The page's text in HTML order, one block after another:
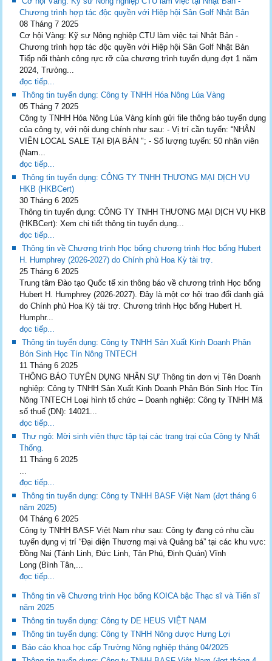
Chương trình hợp tác độc quyền với Hiệp hội Sân Golf Nhật Bản
08 Tháng 7 2025
Cơ hội Vàng: Kỹ sư Nông nghiệp CTU làm việc tại Nhật Bản -
Chương trình hợp tác độc quyền với Hiệp hội Sân Golf Nhật Bản
Tiếp nối thành công rực rỡ của chương trình tuyển dụng đợt 1 năm
2024, Trưòng...
đọc tiếp...
Thông tin tuyển dụng: Công ty TNHH Hóa Nông Lúa Vàng
05 Tháng 7 2025
Công ty TNHH Hóa Nông Lúa Vàng kính gửi file thông báo tuyển dụng
của công ty, với nội dung chính như sau: - Vị trí cần tuyển: “NHÂN
VIÊN LOCAL SALE TẠI ĐỊA BÀN "; - Số lượng tuyển: 50 nhân viên
(Nam...
đọc tiếp...
Thông tin tuyển dụng: CÔNG TY TNHH THƯƠNG MẠI DỊCH VỤ
HKB (HKBCert)
30 Tháng 6 2025
Thông tin tuyển dụng: CÔNG TY TNHH THƯƠNG MẠI DỊCH VỤ HKB
(HKBCert): Xem chi tiết thông tin tuyển dụng...
đọc tiếp...
Thông tin về Chương trình Học bổng chương trình Học bổng Hubert
H. Humphrey (2026-2027) do Chính phủ Hoa Kỳ tài trợ.
25 Tháng 6 2025
Trung tâm Đào tạo Quốc tế xin thông báo về chương trình Học bổng
Hubert H. Humphrey (2026-2027). Đây là một cơ hội trao đổi danh giá
do Chính phủ Hoa Kỳ tài trợ. Chương trình Học bổng Hubert H.
Humphr...
đọc tiếp...
Thông tin tuyển dụng: Công ty TNHH Sản Xuất Kinh Doanh Phân
Bón Sinh Học Tín Nông TNTECH
11 Tháng 6 2025
THÔNG BÁO TUYỂN DỤNG NHÂN SỰ Thông tin đơn vị Tên Doanh
nghiệp: Công ty TNHH Sản Xuất Kinh Doanh Phân Bón Sinh Học Tín
Nông TNTECH Loại hình tổ chức – Doanh nghiệp: Công ty TNHH Mã
số thuế (DN): 14021...
đọc tiếp...
Thư ngỏ: Mời sinh viên thực tập tại các trang trại của Công ty Nhất
Thống.
11 Tháng 6 2025
...
đọc tiếp...
Thông tin tuyển dụng: Công ty TNHH BASF Việt Nam (đợt tháng 6
năm 2025)
04 Tháng 6 2025
Công ty TNHH BASF Việt Nam như sau: Công ty đang có nhu cầu
tuyển dụng vị trí “Đại diện Thương mại và Quảng bá” tại các khu vực:
Đồng Nai (Tánh Linh, Đức Linh, Tân Phú, Định Quán) Vĩnh
Long (Bình Tân,...
đọc tiếp...
Thông tin về Chương trình Học bổng KOICA bậc Thạc sĩ và Tiến sĩ
năm 2025
Thông tin tuyển dụng: Công ty DE HEUS VIỆT NAM
Thông tin tuyển dụng: Công ty TNHH Nông dược Hưng Lợi
Báo cáo khoa học cấp Trường Nông nghiệp tháng 04/2025